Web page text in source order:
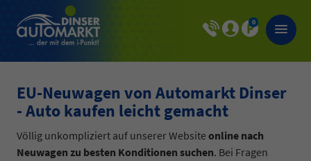
0
EU-Neuwagen von Automarkt Dinser
- Auto kaufen leicht gemacht
Völlig unkompliziert auf unserer Websiteonline nach
Neuwagen zu besten Konditionen suchen. Bei Fragen